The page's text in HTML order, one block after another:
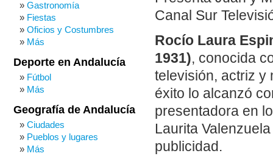
Canal Sur
Rocío Laura
1931), conocida
televisión, actriz y
éxito lo alcanzó
presentadora en
Laurita
publicidad.
Gastronomía
Fiestas
Oficios y Costumbres
Más
Deporte en Andalucía
Fútbol
Más
Geografía de Andalucía
Ciudades
Pueblos y lugares
Más